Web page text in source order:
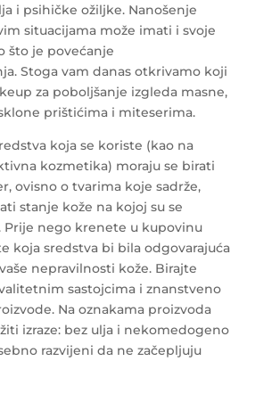
i psihičke ožiljke. Nanošenje
situacijama može imati i svoje
što je povećanje
Stoga vam danas otkrivamo koji
za poboljšanje izgleda masne,
prištićima i miteserima.
koja se koriste (kao na
kozmetika) moraju se birati
ovisno o tvarima koje sadrže,
stanje kože na kojoj su se
Prije nego krenete u kupovinu
koja sredstva bi bila odgovarajuća
nepravilnosti kože. Birajte
sastojcima i znanstveno
Na oznakama proizvoda
izraze: bez ulja i nekomedogeno
razvijeni da ne začepljuju